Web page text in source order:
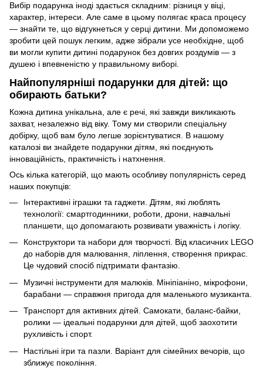
Вибір подарунка іноді здається складним: різниця у віці,
характер, інтереси. Але саме в цьому полягає краса процесу
— знайти те, що відгукнеться у серці дитини. Ми допоможемо
зробити цей пошук легким, адже зібрали усе необхідне, щоб
ви могли купити дитині подарунок без довгих роздумів — з
душею і впевненістю у правильному виборі.
Найпопулярніші подарунки для дітей: що
обирають батьки?
Кожна дитина унікальна, але є речі, які завжди викликають
захват, незалежно від віку. Тому ми створили спеціальну
добірку, щоб вам було легше зорієнтуватися. В нашому
каталозі ви знайдете подарунки дітям, які поєднують
інноваційність, практичність і натхнення.
Ось кілька категорій, що мають особливу популярність серед
наших покупців:
Інтерактивні іграшки та гаджети. Дітям, які люблять
технології: смартгодинники, роботи, дрони, навчальні
планшети, що допомагають розвивати уважність і логіку.
Конструктори та набори для творчості. Від класичних LEGO
до наборів для малювання, ліплення, створення прикрас.
Це чудовий спосіб підтримати фантазію.
Музичні інструменти для малюків. Мініпіаніно, мікрофони,
барабани — справжня пригода для маленького музиканта.
Транспорт для активних дітей. Самокати, баланс-байки,
ролики — ідеальні подарунки для дітей, щоб заохотити
рухливість і спорт.
Настільні ігри та пазли. Варіант для сімейних вечорів, що
зближує покоління.